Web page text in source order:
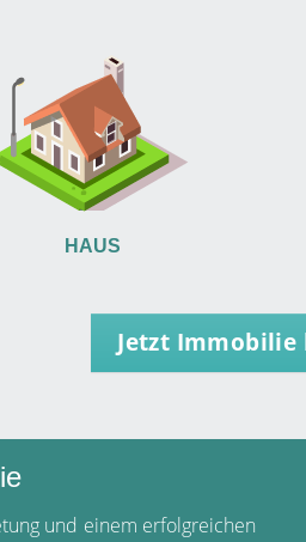
HAUS
Jetzt Immobilie
und einem erfolgreichen